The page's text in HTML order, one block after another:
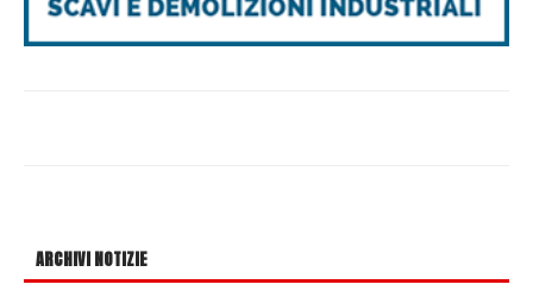
ARCHIVI NOTIZIE